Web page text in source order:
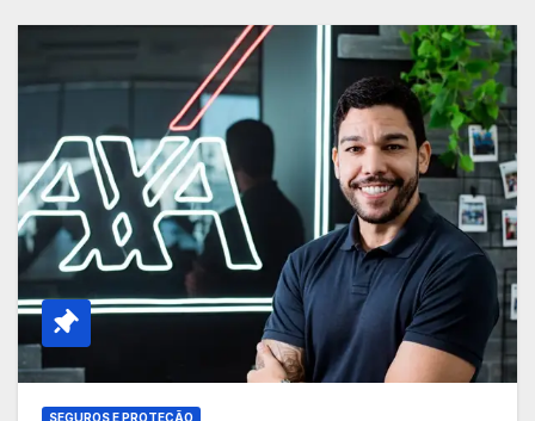
SEGUROS E PROTEÇÃO